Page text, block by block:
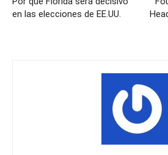
en las elecciones de EE.UU.